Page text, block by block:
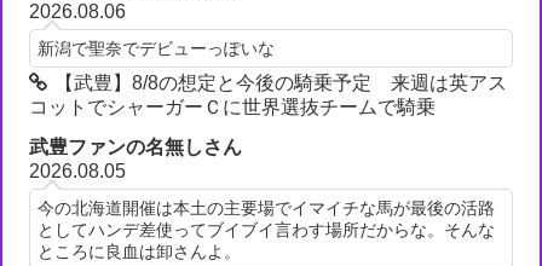
2026.08.06
新潟で聖奈でデビューっぽいな
【武豊】8/8の想定と今後の騎乗予定 来週は英アス
コットでシャーガーＣに世界選抜チームで騎乗
武豊ファンの名無しさん
2026.08.05
今の北海道開催は本土の主要場でイマイチな馬が最後の活路
としてハンデ差使ってブイブイ言わす場所だからな。そんな
ところに良血は卸さんよ。